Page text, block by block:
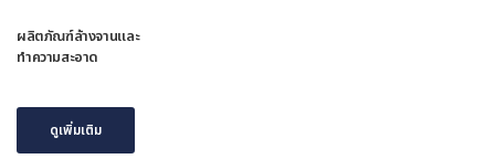
ผลิตภัณฑ์ล้างจานและ
ทำความสะอาด
ดูเพิ่มเติม